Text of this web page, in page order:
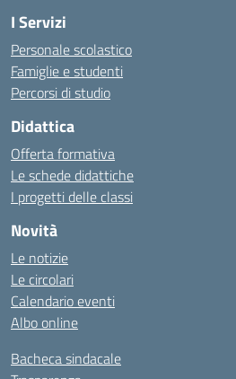
I Servizi
Personale scolastico
Famiglie e studenti
Percorsi di studio
Didattica
Offerta formativa
Le schede didattiche
I progetti delle classi
Novità
Le notizie
Le circolari
Calendario eventi
Albo online
Bacheca sindacale